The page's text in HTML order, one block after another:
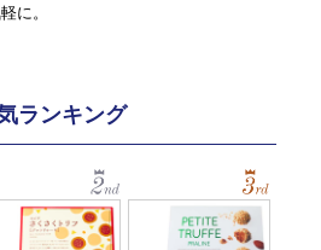
に。
ランキング